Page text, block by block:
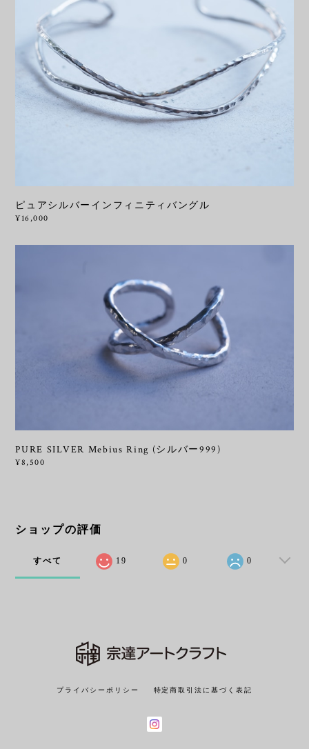
ピュアシルバーインフィニティバングル
¥16,000
PURE SILVER Mebius Ring (シルバー999)
¥8,500
ショップの評価
すべて 19 0 0
プライバシーポリシー 特定商取引法に基づく表記